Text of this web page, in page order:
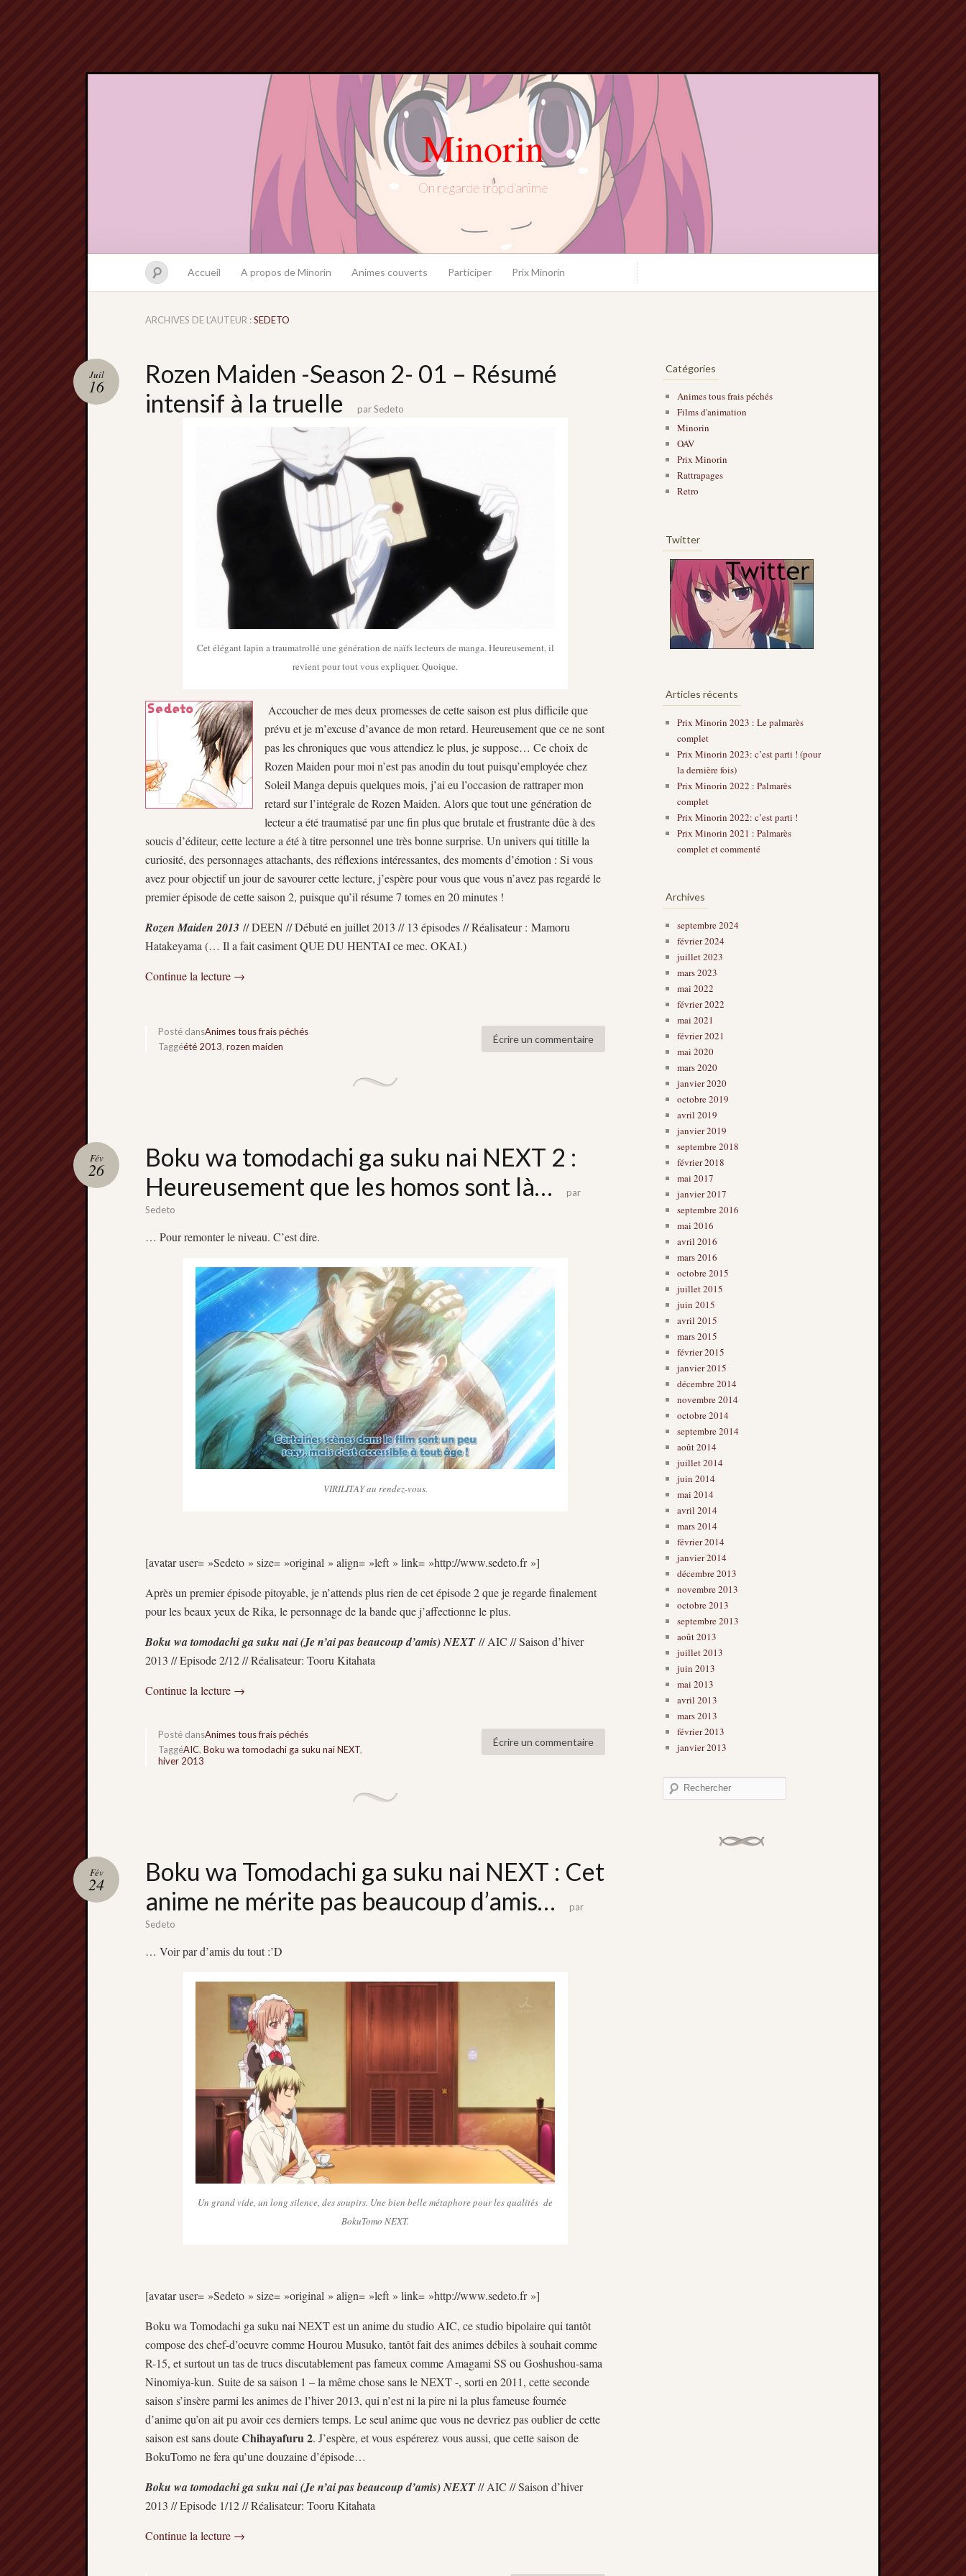
Minorin
On regarde trop d'anime
Accueil A propos de Minorin Animes couverts Participer Prix Minorin
ARCHIVES DE L’AUTEUR :SEDETO
Rozen Maiden -Season 2- 01 – Résumé
intensif à la truelle
Juil
16
parSedeto
Cet élégant lapin a traumatrollé une génération de naïfs lecteurs de manga. Heureusement, il
revient pour tout vous expliquer. Quoique.
Accoucher de mes deux promesses de cette saison est plus difficile que
prévu et je m’excuse d’avance de mon retard. Heureusement que ce ne sont
pas les chroniques que vous attendiez le plus, je suppose… Ce choix de
Rozen Maiden pour moi n’est pas anodin du tout puisqu’employée chez
Soleil Manga depuis quelques mois, j’ai eu l’occasion de rattraper mon
retard sur l’intégrale de Rozen Maiden. Alors que tout une génération de
lecteur a été traumatisé par une fin plus que brutale et frustrante dûe à des
soucis d’éditeur, cette lecture a été à titre personnel une très bonne surprise. Un univers qui titille la
curiosité, des personnages attachants, des réflexions intéressantes, des moments d’émotion : Si vous
avez pour objectif un jour de savourer cette lecture, j’espère pour vous que vous n’avez pas regardé le
premier épisode de cette saison 2, puisque qu’il résume 7 tomes en 20 minutes !
Rozen Maiden 2013 // DEEN // Débuté en juillet 2013 // 13 épisodes // Réalisateur : Mamoru
Hatakeyama (… Il a fait casiment QUE DU HENTAI ce mec. OKAI.)
Continue la lecture →
Écrire un commentaire
Posté dansAnimes tous frais péchés
Taggéété 2013, rozen maiden
Boku wa tomodachi ga suku nai NEXT 2 :
Heureusement que les homos sont là…
Fév
26
par
Sedeto
… Pour remonter le niveau. C’est dire.
VIRILITAY au rendez-vous.
[avatar user= »Sedeto » size= »original » align= »left » link= »http://www.sedeto.fr »]
Après un premier épisode pitoyable, je n’attends plus rien de cet épisode 2 que je regarde finalement
pour les beaux yeux de Rika, le personnage de la bande que j’affectionne le plus.
Boku wa tomodachi ga suku nai (Je n’ai pas beaucoup d’amis) NEXT// AIC // Saison d’hiver
2013 // Episode 2/12 // Réalisateur: Tooru Kitahata
Continue la lecture →
Écrire un commentaire
Posté dansAnimes tous frais péchés
TaggéAIC, Boku wa tomodachi ga suku nai NEXT,
hiver 2013
Boku wa Tomodachi ga suku nai NEXT : Cet
anime ne mérite pas beaucoup d’amis…
Fév
24
par
Sedeto
… Voir par d’amis du tout :’D
Un grand vide, un long silence, des soupirs. Une bien belle métaphore pour les qualités de
BokuTomo NEXT.
[avatar user= »Sedeto » size= »original » align= »left » link= »http://www.sedeto.fr »]
Boku wa Tomodachi ga suku nai NEXT est un anime du studio AIC, ce studio bipolaire qui tantôt
compose des chef-d’oeuvre comme Hourou Musuko, tantôt fait des animes débiles à souhait comme
R-15, et surtout un tas de trucs discutablement pas fameux comme Amagami SS ou Goshushou-sama
Ninomiya-kun. Suite de sa saison 1 – la même chose sans le NEXT -, sorti en 2011, cette seconde
saison s’insère parmi les animes de l’hiver 2013, qui n’est ni la pire ni la plus fameuse fournée
d’anime qu’on ait pu avoir ces derniers temps. Le seul anime que vous ne devriez pas oublier de cette
saison est sans douteChihayafuru 2. J’espère, et vous espérerez vous aussi, que cette saison de
BokuTomo ne fera qu’une douzaine d’épisode…
Boku wa tomodachi ga suku nai (Je n’ai pas beaucoup d’amis) NEXT// AIC // Saison d’hiver
2013 // Episode 1/12 // Réalisateur: Tooru Kitahata
Continue la lecture →
Catégories
Animes tous frais péchés
Films d'animation
Minorin
OAV
Prix Minorin
Rattrapages
Retro
Twitter
Articles récents
Prix Minorin 2023 : Le palmarès
complet
Prix Minorin 2023: c’est parti ! (pour
la dernière fois)
Prix Minorin 2022 : Palmarès
complet
Prix Minorin 2022: c’est parti !
Prix Minorin 2021 : Palmarès
complet et commenté
Archives
septembre 2024
février 2024
juillet 2023
mars 2023
mai 2022
février 2022
mai 2021
février 2021
mai 2020
mars 2020
janvier 2020
octobre 2019
avril 2019
janvier 2019
septembre 2018
février 2018
mai 2017
janvier 2017
septembre 2016
mai 2016
avril 2016
mars 2016
octobre 2015
juillet 2015
juin 2015
avril 2015
mars 2015
février 2015
janvier 2015
décembre 2014
novembre 2014
octobre 2014
septembre 2014
août 2014
juillet 2014
juin 2014
mai 2014
avril 2014
mars 2014
février 2014
janvier 2014
décembre 2013
novembre 2013
octobre 2013
septembre 2013
août 2013
juillet 2013
juin 2013
mai 2013
avril 2013
mars 2013
février 2013
janvier 2013